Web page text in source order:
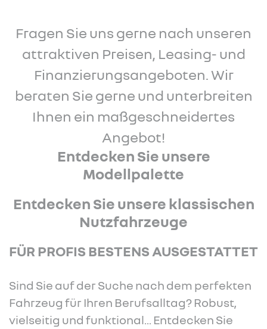
Fragen Sie uns gerne nach unseren
attraktiven Preisen, Leasing- und
Finanzierungsangeboten. Wir
beraten Sie gerne und unterbreiten
Ihnen ein maßgeschneidertes
Angebot!
Entdecken Sie unsere
Modellpalette
Entdecken Sie unsere klassischen
Nutzfahrzeuge
FÜR PROFIS BESTENS AUSGESTATTET
Sind Sie auf der Suche nach dem perfekten
Fahrzeug für Ihren Berufsalltag? Robust,
vielseitig und funktional... Entdecken Sie